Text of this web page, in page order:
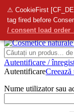
⚠ CookieFirst
tag fired before
/ consent load order
info@bellmedi.ro
Contactați-ne
-
Autentificare /
Autentificare
Nume utilizator sau